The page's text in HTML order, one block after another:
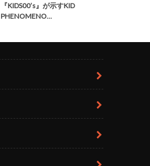
『KIDS00’s』が示すKID
PHENOMENO…